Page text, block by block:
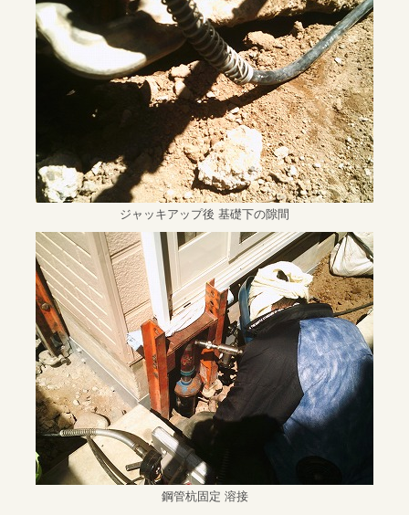
ジャッキアップ後 基礎下の隙間
鋼管杭固定 溶接